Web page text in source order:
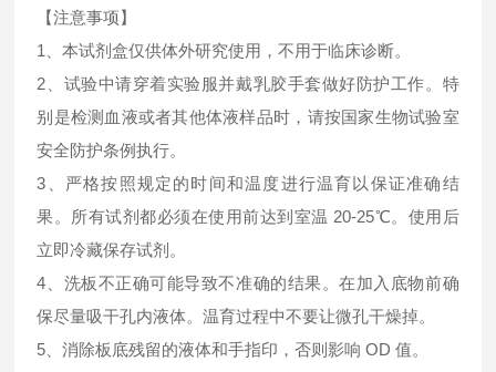
【注意事项】
1、本试剂盒仅供体外研究使用，不用于临床诊断。
2、试验中请穿着实验服并戴乳胶手套做好防护工作。特
别是检测血液或者其他体液样品时，请按国家生物试验室
安全防护条例执行。
3、严格按照规定的时间和温度进行温育以保证准确结
果。所有试剂都必须在使用前达到室温 20-25℃。使用后
立即冷藏保存试剂。
4、洗板不正确可能导致不准确的结果。在加入底物前确
保尽量吸干孔内液体。温育过程中不要让微孔干燥掉。
5、消除板底残留的液体和手指印，否则影响 OD 值。